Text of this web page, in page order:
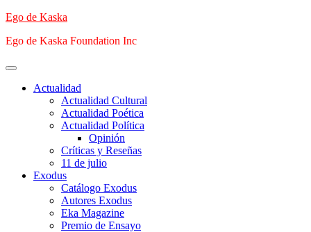
Saltar
contenido
Ego de Kaska
Ego de Kaska Foundation Inc
Menú
principalActualidad
Actualidad Cultural
Actualidad Poética
Actualidad Política
Opinión
Críticas y Reseñas
11 de julio
Exodus
Catálogo Exodus
Autores Exodus
Eka Magazine
Premio de Ensayo